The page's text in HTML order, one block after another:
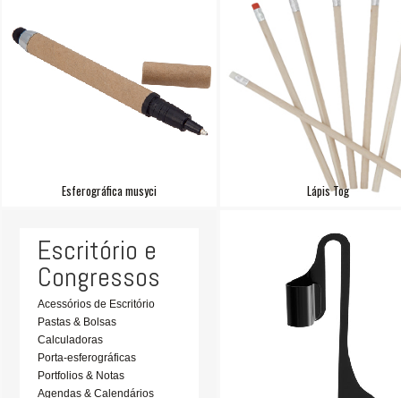
Esferográfica musyci Lápis Tog
Escritório e
Congressos
Acessórios de Escritório
Pastas & Bolsas
Calculadoras
Porta-esferográficas
Portfolios & Notas
Agendas & Calendários